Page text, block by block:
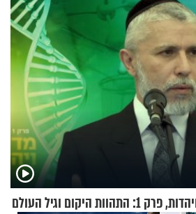
היקום וגיל העולם